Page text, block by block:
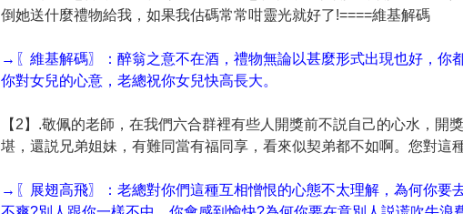
倒她送什麼禮物給我，如果我估碼常常咁靈光就好了!====維基解碼
→〖維基解碼〗：醉翁之意不在酒，禮物無論以甚麼形式出現也好，你
你對女兒的心意，老總祝你女兒快高長大。
【2】.敬佩的老師，在我們六合群裡有些人開獎前不説自己的心水，開
堪，還説兄弟姐妹，有難同當有福同享，看來似契弟都不如啊。您對這
→〖展翅高飛〗：老總對你們這種互相憎恨的心態不太理解，為何你要